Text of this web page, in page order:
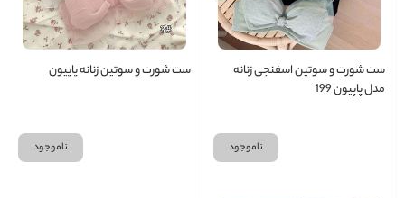
ست شورت و سوتین اسفنجی زنانه
مدل پاپیون 199
ناموجود
ست شورت و سوتین زنانه پاپیون
ناموجود